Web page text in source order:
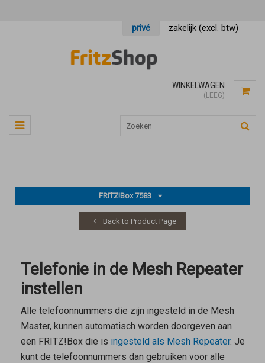
privé zakelijk (excl. btw)
WINKELWAGEN
(LEEG)
FRITZ!Box 7583
Back to Product Page
Telefonie in de Mesh Repeater
instellen
Alle telefoonnummers die zijn ingesteld in de Mesh
Master, kunnen automatisch worden doorgeven aan
een FRITZ!Box die is ingesteld als Mesh Repeater. Je
kunt de telefoonnummers dan gebruiken voor alle